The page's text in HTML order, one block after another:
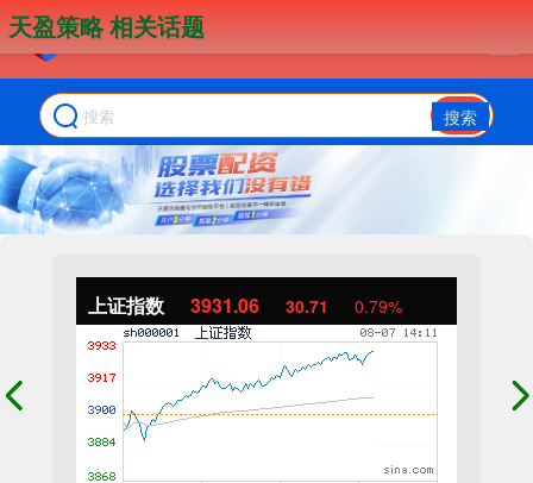
搜索
上证指数 3931.06 30.71 0.79%
天盈策略 相关话题